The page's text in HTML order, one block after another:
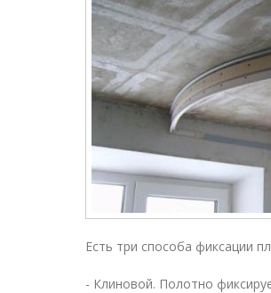
Есть три способа фиксации
- Клиновой. Полотно